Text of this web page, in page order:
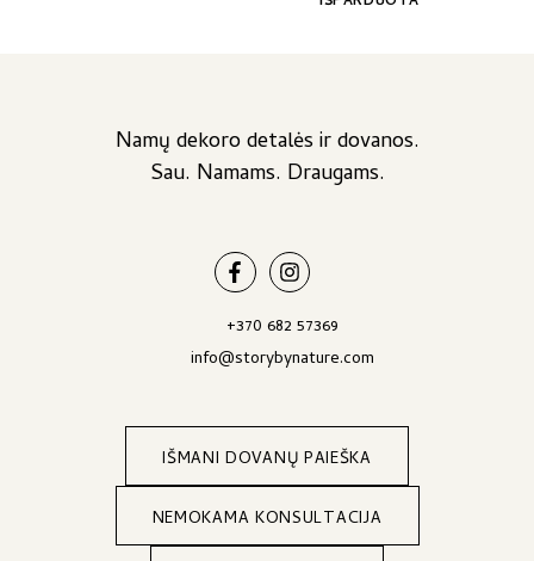
Namų dekoro detalės ir dovanos.
Sau. Namams. Draugams.
+370 682 57369
info@storybynature.com
IŠMANI DOVANŲ PAIEŠKA
NEMOKAMA KONSULTACIJA